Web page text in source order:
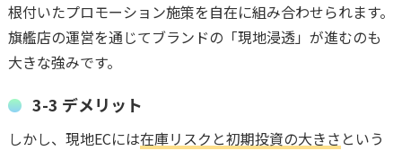
根付いたプロモーション施策を自在に組み合わせられます。
旗艦店の運営を通じてブランドの「現地浸透」が進むのも
大きな強みです。
3-3 デメリット
しかし、現地ECには在庫リスクと初期投資の大きさ という